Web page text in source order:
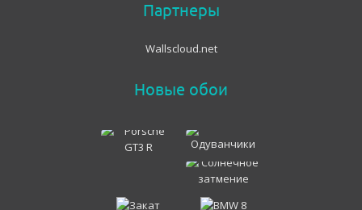
Партнеры
Wallscloud.net
Новые обои